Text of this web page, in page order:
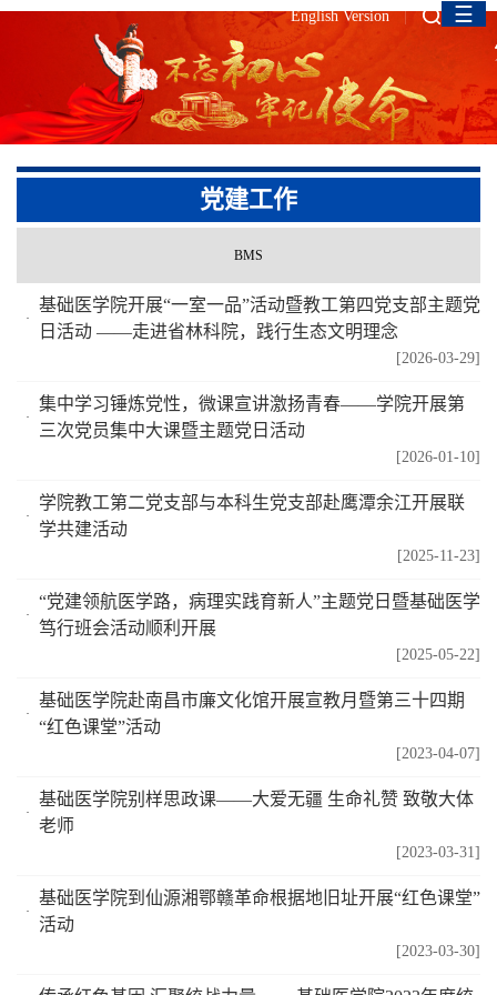
English Version ☰
党建工作
BMS
基础医学院开展“一室一品”活动暨教工第四党支部主题党
日活动 ——走进省林科院，践行生态文明理念
[2026-03-29]
集中学习锤炼党性，微课宣讲激扬青春——学院开展第
三次党员集中大课暨主题党日活动
[2026-01-10]
学院教工第二党支部与本科生党支部赴鹰潭余江开展联
学共建活动
[2025-11-23]
“党建领航医学路，病理实践育新人”主题党日暨基础医学
笃行班会活动顺利开展
[2025-05-22]
基础医学院赴南昌市廉文化馆开展宣教月暨第三十四期
“红色课堂”活动
[2023-04-07]
基础医学院别样思政课——大爱无疆 生命礼赞 致敬大体
老师
[2023-03-31]
基础医学院到仙源湘鄂赣革命根据地旧址开展“红色课堂”
活动
[2023-03-30]